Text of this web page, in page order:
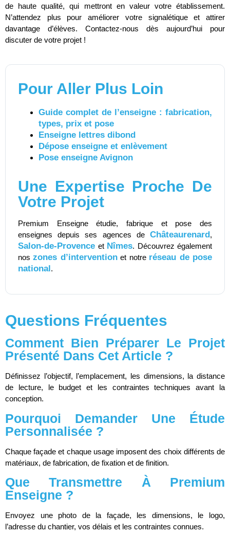
de haute qualité, qui mettront en valeur votre établissement.
N’attendez plus pour améliorer votre signalétique et attirer
davantage d’élèves. Contactez-nous dès aujourd’hui pour
discuter de votre projet !
Pour Aller Plus Loin
Guide complet de l’enseigne : fabrication,
types, prix et pose
Enseigne lettres dibond
Dépose enseigne et enlèvement
Pose enseigne Avignon
Une Expertise Proche De
Votre Projet
Premium Enseigne étudie, fabrique et pose des
enseignes depuis ses agences de Châteaurenard,
Salon-de-Provence et Nîmes. Découvrez également
noszones d’interventionet notre réseau de pose
national.
Questions Fréquentes
Comment Bien Préparer Le Projet
Présenté Dans Cet Article ?
Définissez l’objectif, l’emplacement, les dimensions, la distance
de lecture, le budget et les contraintes techniques avant la
conception.
Pourquoi Demander Une Étude
Personnalisée ?
Chaque façade et chaque usage imposent des choix différents de
matériaux, de fabrication, de fixation et de finition.
Que Transmettre À Premium
Enseigne ?
Envoyez une photo de la façade, les dimensions, le logo,
l’adresse du chantier, vos délais et les contraintes connues.